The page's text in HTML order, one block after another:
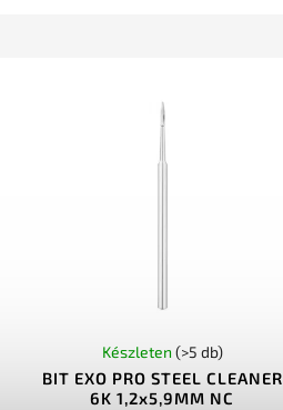
BIT EXO PRO STEEL CLEANER
6K 1,2x5,9MM NC
Készleten (>5 db)